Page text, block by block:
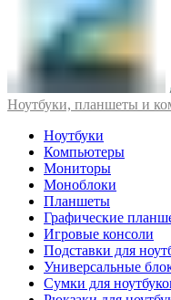
Ноутбуки, планшеты и
Ноутбуки
Компьютеры
Мониторы
Моноблоки
Планшеты
Графические
Игровые консоли
Подставки для
Универсальные
Сумки для